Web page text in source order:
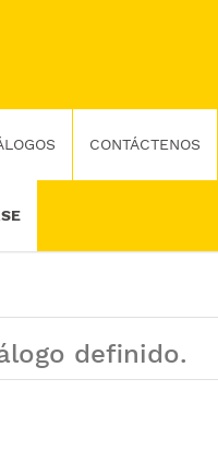
CONTÁCTENOS
definido.